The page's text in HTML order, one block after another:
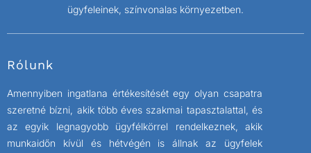
ügyfeleinek, színvonalas környezetben.
Rólunk
Amennyiben ingatlana értékesítését egy olyan csapatra
szeretné bízni, akik több éves szakmai tapasztalattal, és
az egyik legnagyobb ügyfélkörrel rendelkeznek, akik
munkaidőn kívül és hétvégén is állnak az ügyfelek